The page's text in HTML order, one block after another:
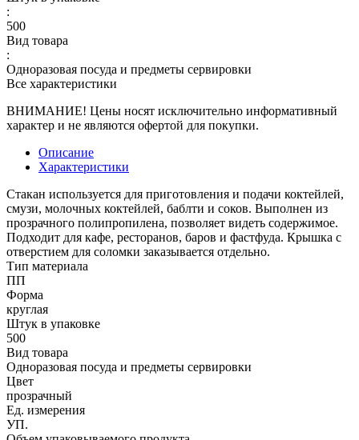
:
500
Вид товара
:
Одноразовая посуда и предметы сервировки
Все характеристики
ВНИМАНИЕ! Цены носят исключительно информативный
характер и не являются офертой для покупки.
Описание
Характеристики
Стакан используется для приготовления и подачи коктейлей,
смузи, молочных коктейлей, баблти и соков. Выполнен из
прозрачного полипропилена, позволяет видеть содержимое.
Подходит для кафе, ресторанов, баров и фастфуда. Крышка с
отверстием для соломки заказывается отдельно.
Тип материала
ПП
Форма
круглая
Штук в упаковке
500
Вид товара
Одноразовая посуда и предметы сервировки
Цвет
прозрачный
Ед. измерения
УП.